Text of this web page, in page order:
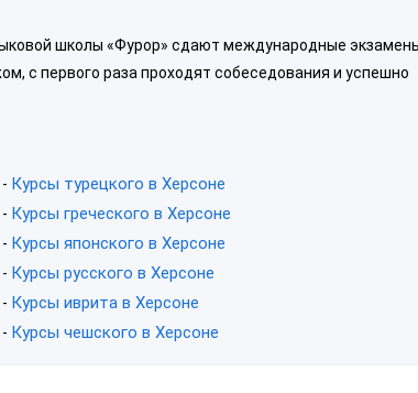
школы «Фурор» сдают международные
с первого раза проходят собеседования и успешно
- Курсы турецкого в Херсоне
- Курсы греческого в Херсоне
- Курсы японского в Херсоне
- Курсы русского в Херсоне
- Курсы иврита в Херсоне
- Курсы чешского в Херсоне